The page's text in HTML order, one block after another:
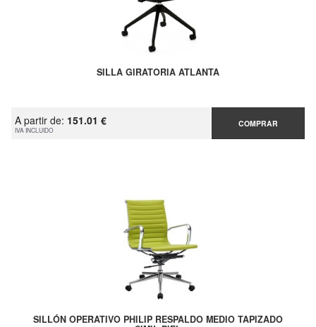
SILLA GIRATORIA ATLANTA
A partir de: 151.01 €
IVA INCLUIDO
COMPRAR
SILLÓN OPERATIVO PHILIP RESPALDO MEDIO TAPIZADO